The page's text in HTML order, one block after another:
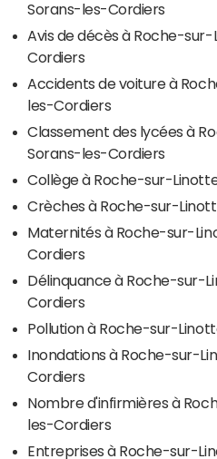
Sorans-les-Cordiers
Avis de décès à Roche-
Cordiers
Accidents de voiture à
les-Cordiers
Classement des lycées à
Sorans-les-Cordiers
Collège à Roche-sur-
Crèches à Roche-sur-
Maternités à Roche-sur-
Cordiers
Délinquance à Roche-sur-
Cordiers
Pollution à Roche-sur-
Inondations à Roche-sur-
Cordiers
Nombre d'infirmières à
les-Cordiers
Entreprises à Roche-sur-